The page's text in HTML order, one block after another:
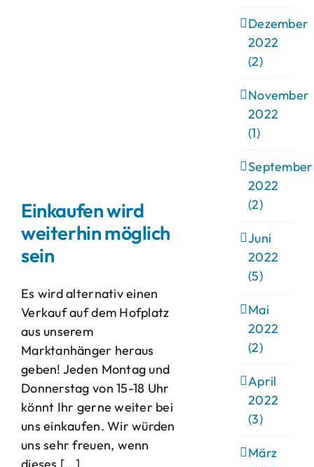
Einkaufen wird
weiterhin möglich
sein
Es wird alternativ einen
Verkauf auf dem Hofplatz
aus unserem
Marktanhänger heraus
geben! Jeden Montag und
Donnerstag von 15-18 Uhr
könnt Ihr gerne weiter bei
uns einkaufen. Wir würden
uns sehr freuen, wenn
Dezember
2022
(2)
November
2022
(1)
September
2022
(2)
Juni
2022
(5)
Mai
2022
(2)
April
2022
(3)
März